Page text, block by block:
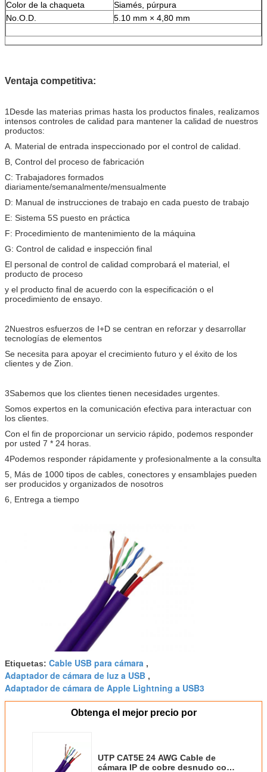
Color de la chaqueta
Siamés, púrpura
No.O.D.
5.10 mm × 4,80 mm
Ventaja competitiva:
1Desde las materias primas hasta los productos finales, realizamos
intensos controles de calidad para mantener la calidad de nuestros
productos:
A. Material de entrada inspeccionado por el control de calidad.
B, Control del proceso de fabricación
C: Trabajadores formados
diariamente/semanalmente/mensualmente
D: Manual de instrucciones de trabajo en cada puesto de trabajo
E: Sistema 5S puesto en práctica
F: Procedimiento de mantenimiento de la máquina
G: Control de calidad e inspección final
El personal de control de calidad comprobará el material, el
producto de proceso
y el producto final de acuerdo con la especificación o el
procedimiento de ensayo.
2Nuestros esfuerzos de I+D se centran en reforzar y desarrollar
tecnologías de elementos
Se necesita para apoyar el crecimiento futuro y el éxito de los
clientes y de Zion.
3Sabemos que los clientes tienen necesidades urgentes.
Somos expertos en la comunicación efectiva para interactuar con
los clientes.
Con el fin de proporcionar un servicio rápido, podemos responder
por usted 7 * 24 horas.
4Podemos responder rápidamente y profesionalmente a la consulta
5, Más de 1000 tipos de cables, conectores y ensamblajes pueden
ser producidos y organizados de nosotros
6, Entrega a tiempo
Etiquetas: Cable USB para cámara ,
Adaptador de cámara de luz a USB ,
Adaptador de cámara de Apple Lightning a USB3
Obtenga el mejor precio por
UTP CAT5E 24 AWG Cable de
cámara IP de cobre desnudo con